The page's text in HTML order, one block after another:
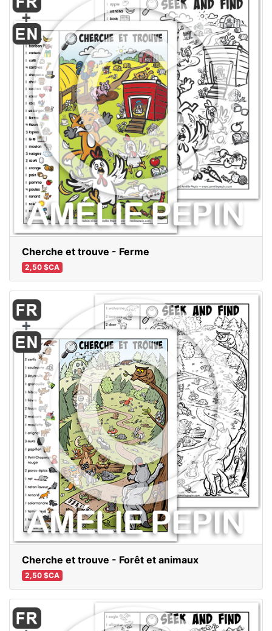
Cherche et trouve - Ferme
2,50 $CA
Cherche et trouve - Forêt et animaux
2,50 $CA